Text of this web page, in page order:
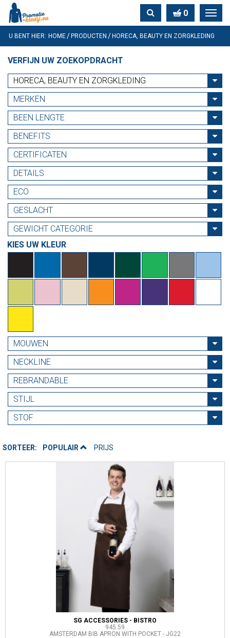
0
U BENT HIER: HOME PRODUCTEN HORECA, BEAUTY EN ZORGKLEDING
VERFIJN UW ZOEKOPDRACHT
HORECA, BEAUTY EN ZORGKLEDING
MERKEN
BEEN LENGTE
BENEFITS
CERTIFICATEN
DETAILS
ECO
GESLACHT
GEWICHT CATEGORIE
KIES UW KLEUR
MOUWEN
NECKLINE
REBRANDABLE
STIJL
STOF
SORTEER: POPULAIR PRIJS
SG ACCESSORIES - BISTRO
945.59
AMSTERDAM BIB APRON WITH POCKET - JG22